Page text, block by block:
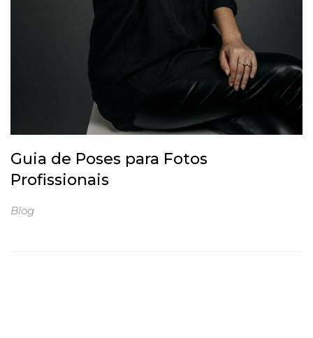
Guia de Poses para Fotos
Profissionais
Blog